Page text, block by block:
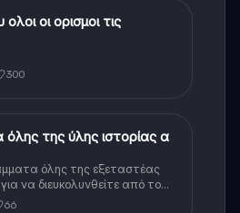
ολοι οι ορισμοι τις
300
της ύλης ιστορίας α
όλης της εξεταστέας
να διευκολυνθείτε από το
66